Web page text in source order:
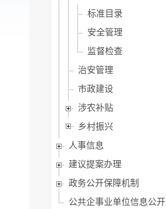
标准目录
安全管理
监督检查
治安管理
市政建设
涉农补贴
乡村振兴
人事信息
建议提案办理
政务公开保障机制
公共企事业单位信息公开